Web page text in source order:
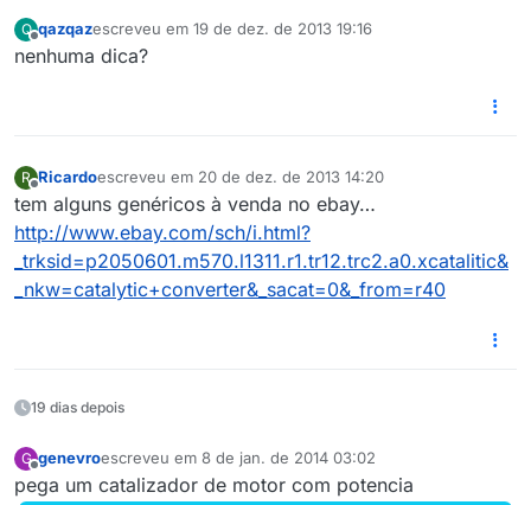
Q
Offline
qazqazescreveu em 19 de dez. de 2013 19:16
última edição por
nenhuma dica?
R
Offline
Ricardoescreveu em 20 de dez. de 2013 14:20
última edição por
tem alguns genéricos à venda no ebay…
http://www.ebay.com/sch/i.html?
_trksid=p2050601.m570.l1311.r1.tr12.trc2.a0.xcatalitic&
_nkw=catalytic+converter&_sacat=0&_from=r40
19 dias depois
G genevroescreveu em 8 de jan. de 2014 03:02
última edição por
pega um catalizador de motor com potencia